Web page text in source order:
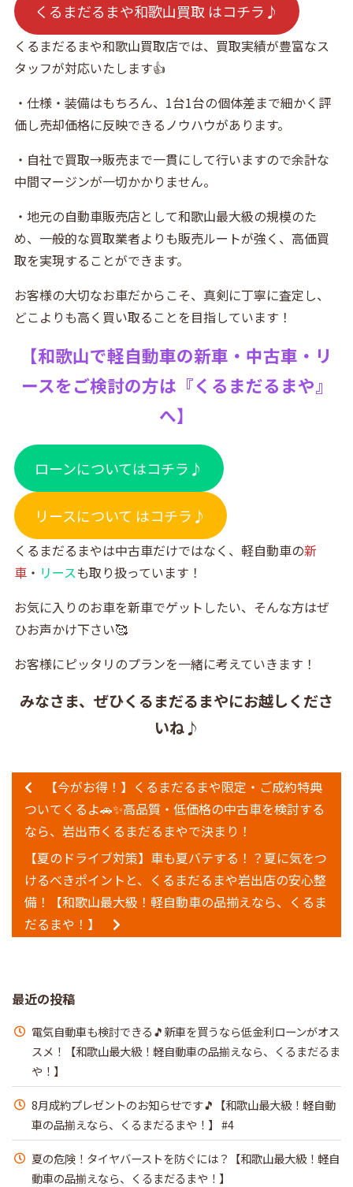
くるまだるまや和歌山買取 はコチラ♪
くるまだるまや和歌山買取店では、買取実績が豊富なス
タッフが対応いたします👍
・仕様・装備はもちろん、1台1台の個体差まで細かく評
価し売却価格に反映できるノウハウがあります。
・自社で買取→販売まで一貫にして行いますので余計な
中間マージンが一切かかりません。
・地元の自動車販売店として和歌山最大級の規模のた
め、一般的な買取業者よりも販売ルートが強く、高価買
取を実現することができます。
お客様の大切なお車だからこそ、真剣に丁寧に査定し、
どこよりも高く買い取ることを目指しています！
【和歌山で軽自動車の新車・中古車・リ
ースをご検討の方は『くるまだるまや』
へ】
ローンについてはコチラ♪
リースについて はコチラ♪
くるまだるまやは中古車だけではなく、軽自動車の新
車・ リースも取り扱っています！
お気に入りのお車を新車でゲットしたい、そんな方はぜ
ひお声かけ下さい🥰
お客様にピッタリのプランを一緒に考えていきます！
みなさま、ぜひくるまだるまやにお越しくださ
いね♪
【今がお得！】くるまだるまや限定・ご成約特典
ついてくるよ🚗✨高品質・低価格の中古車を検討する
なら、岩出市くるまだるまやで決まり！
【夏のドライブ対策】車も夏バテする！？夏に気をつ
けるべきポイントと、くるまだるまや岩出店の安心整
備！【和歌山最大級！軽自動車の品揃えなら、くるま
だるまや！】
最近の投稿
電気自動車も検討できる🎵新車を買うなら低金利ローンがオス
スメ！【和歌山最大級！軽自動車の品揃えなら、くるまだるま
や！】
8月成約プレゼントのお知らせです🎵【和歌山最大級！軽自動
車の品揃えなら、くるまだるまや！】 #4
夏の危険！タイヤバーストを防ぐには？【和歌山最大級！軽自
動車の品揃えなら、くるまだるまや！】